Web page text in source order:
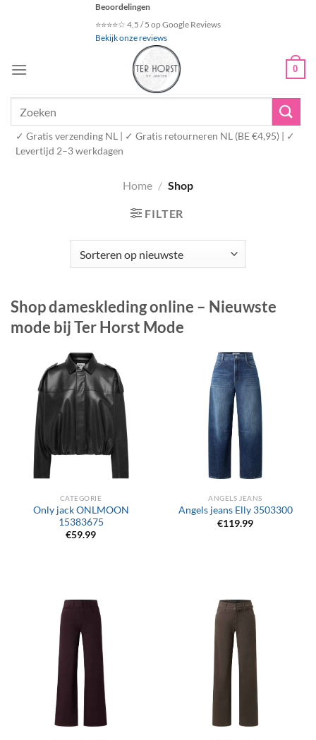
Beoordelingen
⭐⭐⭐⭐☆ 4,5 / 5 op Google Reviews
Bekijk onze reviews
0
✓ Gratis verzending NL | ✓ Gratis retourneren NL (BE €4,95) | ✓
Levertijd 2–3 werkdagen
Home / Shop
FILTER
Shop dameskleding online – Nieuwste
mode bij Ter Horst Mode
CATEGORIE
Only jack ONLMOON
15383675
€59.99
ANGELS JEANS
Angels jeans Elly 3503300
€119.99